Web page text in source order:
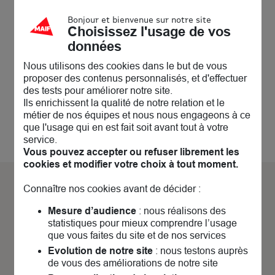
militants, a hâte de vous rencontrer ! A très vite.
Accessibilité
évènements
Bonjour et bienvenue sur notre site
Choisissez l'usage de vos
données
Nous utilisons des cookies dans le but de vous
proposer des contenus personnalisés, et d'effectuer
des tests pour améliorer notre site.
Ils enrichissent la qualité de notre relation et le
métier de nos équipes et nous nous engageons à ce
que l'usage qui en est fait soit avant tout à votre
service.
Vous pouvez accepter ou refuser librement les
cookies et modifier votre choix à tout moment.
Connaître nos cookies avant de décider :
Mesure d’audience: nous réalisons des
statistiques pour mieux comprendre l’usage
que vous faites du site et de nos services
Evolution de notre site: nous testons auprès
de vous des améliorations de notre site